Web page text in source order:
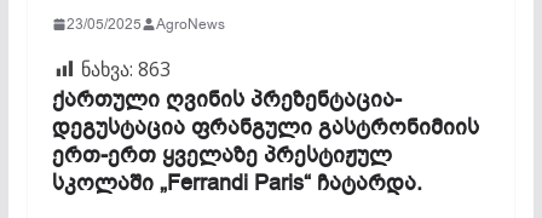
23/05/2025 AgroNews
ნახვა: 863
ქართული ღვინის პრეზენტაცია-
დეგუსტაცია ფრანგული გასტრონიმიის
ერთ-ერთ ყველაზე პრესტიჟულ
სკოლაში „Ferrandi Paris“ ჩატარდა.